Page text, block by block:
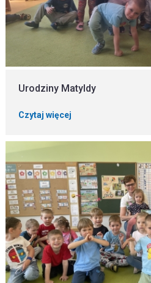
Urodziny Matyldy
Czytaj więcej